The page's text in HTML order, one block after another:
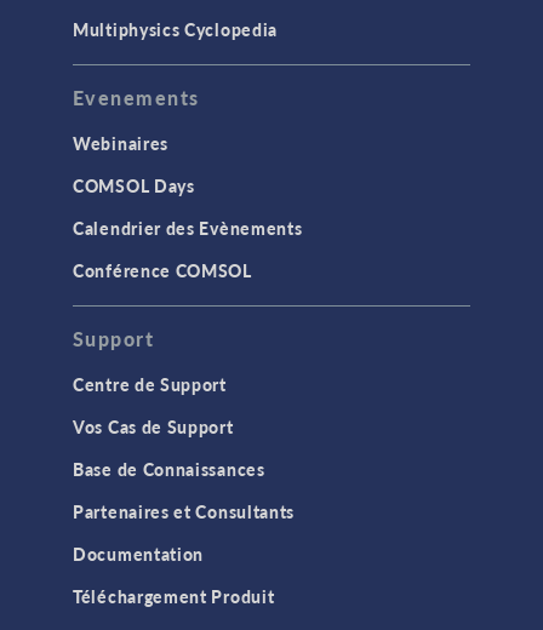
Multiphysics Cyclopedia
Evenements
Webinaires
COMSOL Days
Calendrier des Evènements
Conférence COMSOL
Support
Centre de Support
Vos Cas de Support
Base de Connaissances
Partenaires et Consultants
Documentation
Téléchargement Produit